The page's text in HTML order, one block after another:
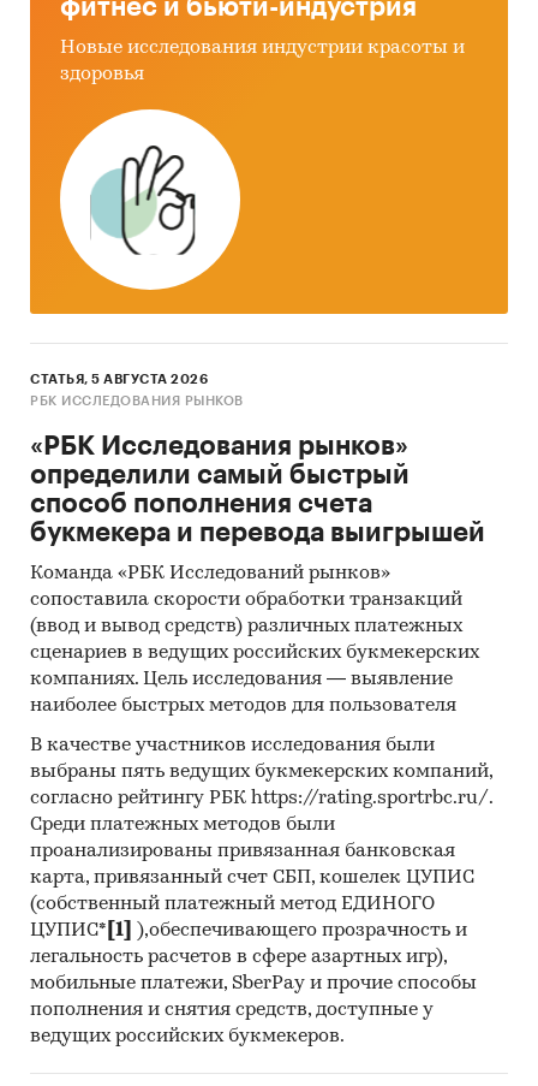
Сельское хозяйство / Семена и рассада
Сельское хозяйство / Семена и рассада /
Семена
фитнес и бьюти-индустрия
Новые исследования индустрии красоты и
здоровья
СТАТЬЯ, 5 АВГУСТА 2026
РБК ИССЛЕДОВАНИЯ РЫНКОВ
«РБК Исследования рынков»
определили самый быстрый
способ пополнения счета
букмекера и перевода выигрышей
Команда «РБК Исследований рынков»
сопоставила скорости обработки транзакций
(ввод и вывод средств) различных платежных
сценариев в ведущих российских букмекерских
компаниях. Цель исследования — выявление
наиболее быстрых методов для пользователя
В качестве участников исследования были
выбраны пять ведущих букмекерских компаний,
согласно рейтингу РБК https://rating.sportrbc.ru/.
Среди платежных методов были
проанализированы привязанная банковская
карта, привязанный счет СБП, кошелек ЦУПИС
(собственный платежный метод ЕДИНОГО
ЦУПИС* [1]
),обеспечивающего прозрачность и
легальность расчетов в сфере азартных игр),
мобильные платежи, SberPay и прочие способы
пополнения и снятия средств, доступные у
ведущих российских букмекеров.